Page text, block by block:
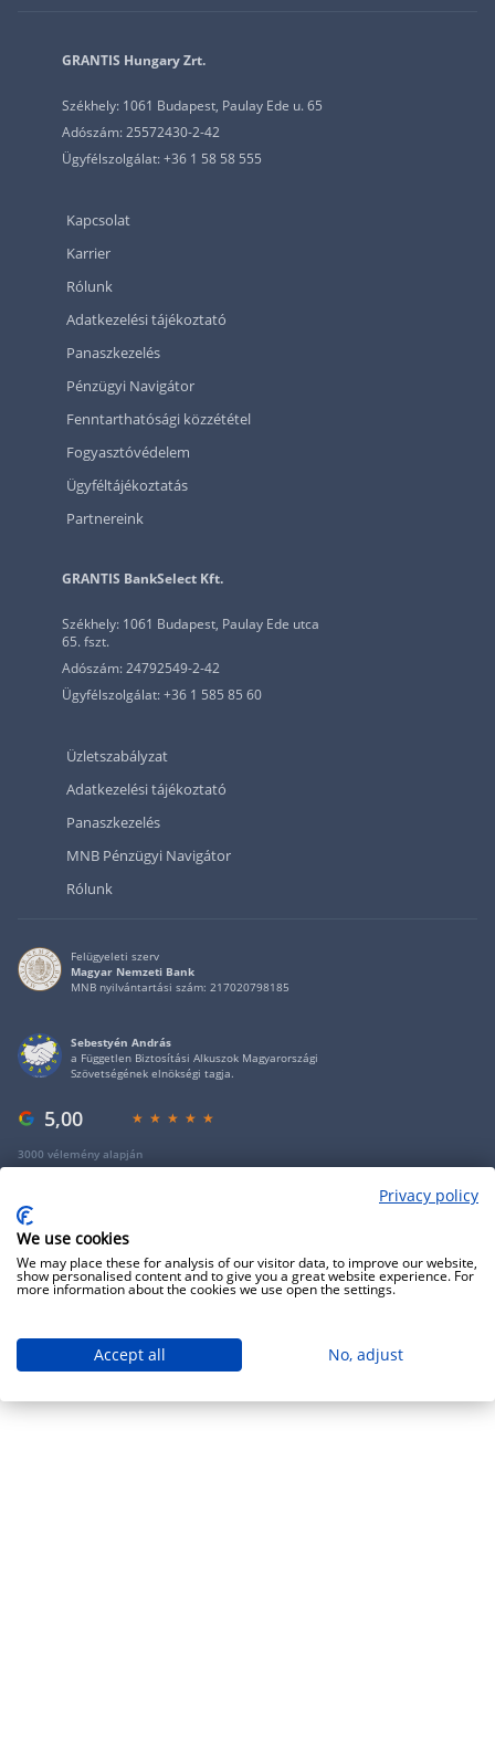
GRANTIS Hungary Zrt.
Székhely: 1061 Budapest, Paulay Ede u. 65
Adószám: 25572430-2-42
Ügyfélszolgálat: +36 1 58 58 555
Kapcsolat
Karrier
Rólunk
Adatkezelési tájékoztató
Panaszkezelés
Pénzügyi Navigátor
Fenntarthatósági közzététel
Fogyasztóvédelem
Ügyféltájékoztatás
Partnereink
GRANTIS BankSelect Kft.
Székhely: 1061 Budapest, Paulay Ede utca
65. fszt.
Adószám: 24792549-2-42
Ügyfélszolgálat: +36 1 585 85 60
Üzletszabályzat
Adatkezelési tájékoztató
Panaszkezelés
MNB Pénzügyi Navigátor
Rólunk
Felügyeleti szerv
Magyar Nemzeti Bank
MNB nyilvántartási szám: 217020798185
Sebestyén András
a Független Biztosítási Alkuszok Magyarországi
Szövetségének elnökségi tagja.
5,00
3000 vélemény alapján
Privacy policy
We use cookies
We may place these for analysis of our visitor data, to improve our website,
show personalised content and to give you a great website experience. For
more information about the cookies we use open the settings.
Accept all No, adjust